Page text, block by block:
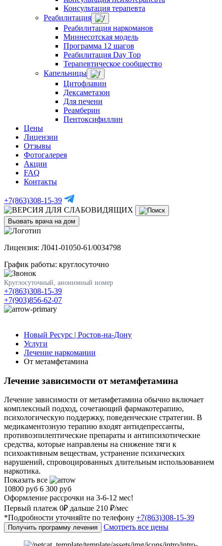
Консультация терапевта
Реабилитация
Реабилитация наркоманов
Миннесотская модель
Программа 12 шагов
Реабилитация Day Top
Терапевтическое сообщество
Капельницы
Цитофлавин
Дексаметазон
Для печени
Реамберин
Пентоксифиллин
Цены
Лицензии
Отзывы
Фотогалерея
Акции
FAQ
Контакты
+7(863)308-15-39
Вызвать врача на дом
Лицензия: Л041-01050-61/0034798
График работы: круглосуточно
Круглосуточный, анонимный номер
+7(863)308-15-39
+7(903)856-62-07
Новый Ресурс | Ростов-на-Дону
Услуги
Лечение наркомании
От метамфетамина
Лечение зависимости от метамфетамина
Лечение зависимости от метамфетамина обычно включает
комплексный подход, сочетающий фармакотерапию,
психологическую поддержку, поведенческие стратегии. В
медикаментозную терапию входят антидепрессанты,
противоэпилептические препараты и антипсихотические
средства, которые направлены на снижение тяги к
психоактивным веществам, устранение психических
нарушений, спровоцированных длительным использованием
наркотика.
Показать все
10800 руб 6 300 руб
Оформление рассрочки на 3-6-12 мес!
Первый платеж 0₽ дальше 210 ₽/мес
*Подробности уточняйте по телефону +7(863)308-15-39
Получить программу лечения Смотреть все цены